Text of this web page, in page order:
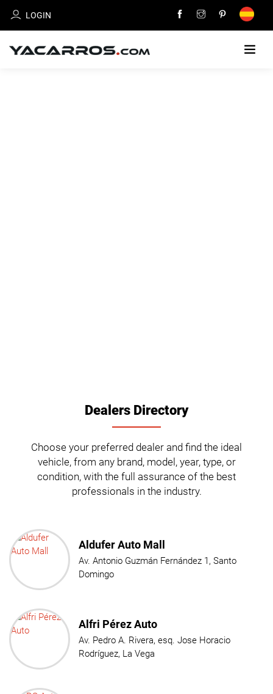
LOGIN
Dealers Directory
Choose your preferred dealer and find the ideal
vehicle, from any brand, model, year, type, or
condition, with the full assurance of the best
professionals in the industry.
Aldufer Auto Mall
Av. Antonio Guzmán Fernández 1, Santo
Domingo
Alfri Pérez Auto
Av. Pedro A. Rivera, esq. Jose Horacio
Rodríguez, La Vega